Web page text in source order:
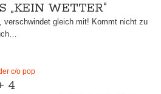
„KEIN WETTER“
verschwindet gleich mit! Kommt nicht zu
c/o pop
4